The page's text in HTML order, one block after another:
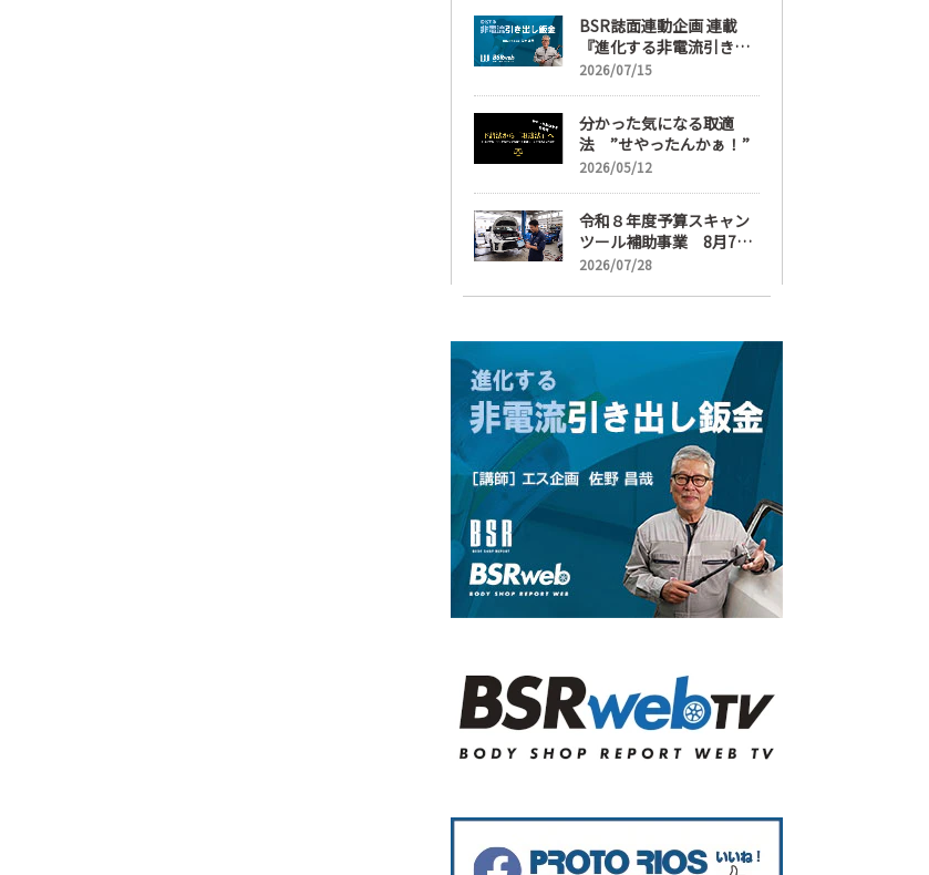
ーティングも重要に
BSR誌面連動企画 連載
『進化する非電流引き出
し鈑金』【目次】
2026/07/15
分かった気になる取適
法 ”せやったんかぁ！”
2026/05/12
令和８年度予算スキャン
ツール補助事業 8月7日
受け付け開始
2026/07/28